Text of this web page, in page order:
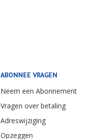
ABONNEE VRAGEN
Neem een Abonnement
Vragen over betaling
Adreswijziging
Opzeggen